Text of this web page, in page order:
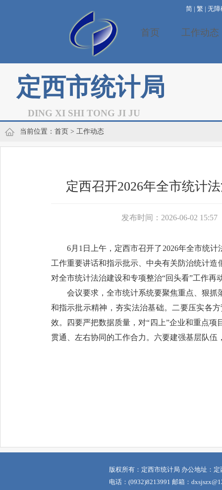
简 | 繁 | 无障
首页 工作动态
定西市统计局
DING XI SHI TONG JI JU
当前位置： 首页 > 工作动态
定西召开2026年全市统计
发布时间：2026-06-02 15:57
6月1日上午，定西市召开了2026年全市统
工作重要讲话和指示批示、中央有关防治统计
对全市统计法治建设和专项整治“回头看”工作再
会议要求，全市统计系统要聚焦重点、狠
和指示批示精神，夯实法治基础。二要压实各
效。四要严把数据质量，对“四上”企业和重点
贯通、左右协同的工作合力。六要建强基层队
版权所有：定西市统计局 办公地址：
电话：(0932)8213991 邮箱：